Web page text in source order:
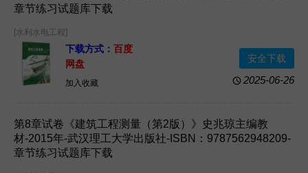
章节练习试题库下载
[水利水电工程]
下载方式： 百度
网盘
加入收藏 2025-06-26
安全下载
第8章试卷《建筑工程测量（第2版）》史兆琼主编教
材-2015年-武汉理工大学出版社-ISBN：9787562948209-
章节练习试题库下载